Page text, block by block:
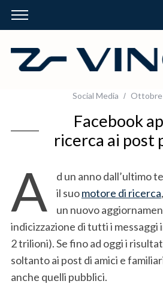
Social Media Ottobre
Facebook
ricerca ai post
A
d un anno dall’ultimo
il suomotore di ricerca
un nuovo
indicizzazione di tutti i
2 trilioni). Se fino ad oggi i
soltanto ai post di amici e
anche quelli pubblici.